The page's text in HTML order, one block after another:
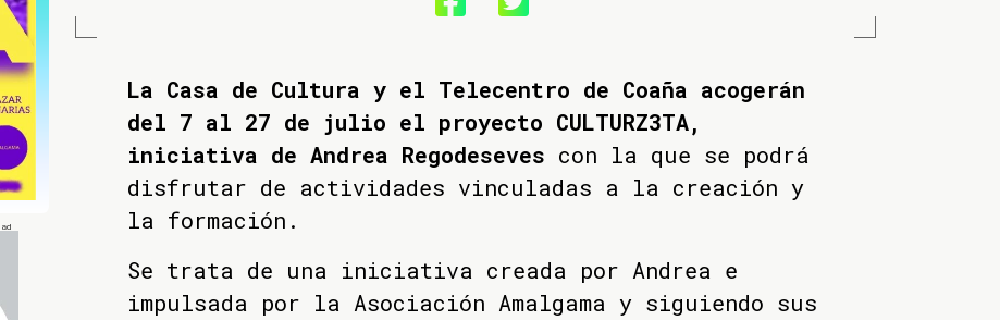
La Casa de Cultura y el Telecentro de Coaña acogerán
del 7 al 27 de julio el proyecto CULTURZ3TA,
iniciativa de Andrea Regodeseves con la que se podrá
disfrutar de actividades vinculadas a la creación y
la formación.
Se trata de una iniciativa creada por Andrea e
impulsada por la Asociación Amalgama y siguiendo sus